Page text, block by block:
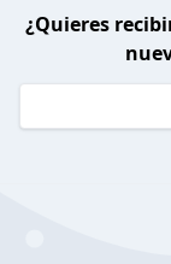
¿Quieres